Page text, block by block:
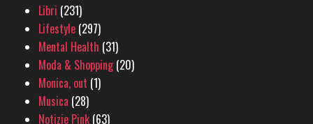
Libri (231)
Lifestyle (297)
Mental Health (31)
Moda & Shopping(20)
Monica, out (1)
Musica (28)
Notizie Pink (63)